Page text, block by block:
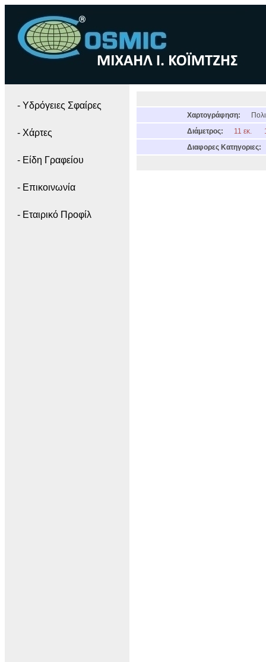
- Yδρόγειες Σφαίρες
- Χάρτες
- Είδη Γραφείου
- Επικοινωνία
- Εταιρικό Προφίλ
Χαρτογράφηση:
Διάμετρος:
11 εκ.
Διαφορες Κατηγοριες: